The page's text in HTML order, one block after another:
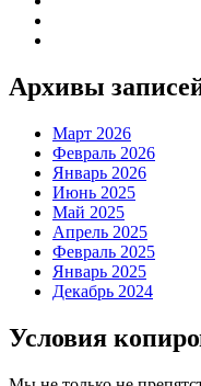
Архивы
Март 2026
Февраль 2026
Январь 2026
Июнь 2025
Май 2025
Апрель 2025
Февраль 2025
Январь 2025
Декабрь 2024
Условия